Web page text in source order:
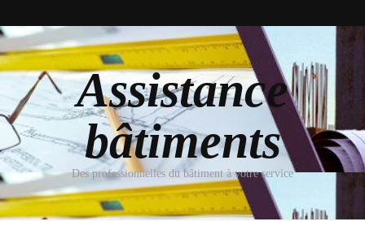
Assistance
bâtiments
Des professionnelles du bâtiment à votre service